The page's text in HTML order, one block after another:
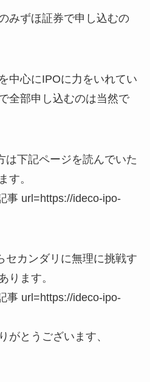
みずほ証券で申し込むの
中心にIPOに力をいれてい
全部申し込むのは当然で
は下記ページを読んでいた
す。
事 url=https://ideco-ipo-
セカンダリに無理に挑戦す
ります。
事 url=https://ideco-ipo-
がとうございます、